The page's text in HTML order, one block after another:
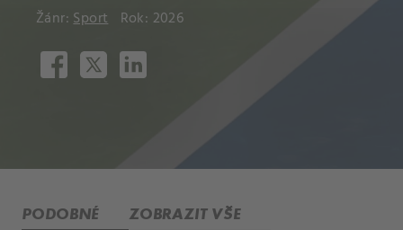
Žánr:Sport Rok: 2026
PODOBNÉ ZOBRAZIT VŠE